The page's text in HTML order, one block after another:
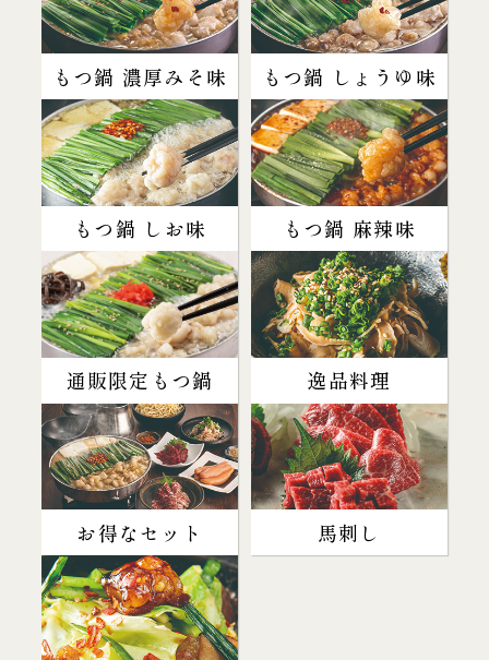
もつ鍋 濃厚みそ味 もつ鍋 しょうゆ味
もつ鍋 しお味 もつ鍋 麻辣味
通販限定もつ鍋 逸品料理
お得なセット 馬刺し